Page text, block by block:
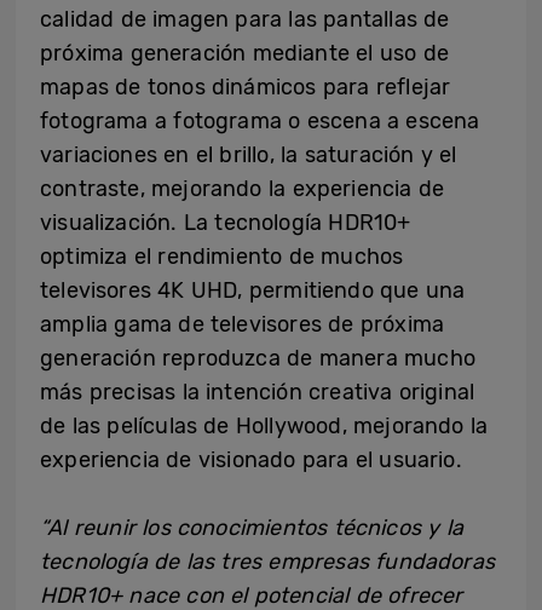
calidad de imagen para las pantallas de
próxima generación mediante el uso de
mapas de tonos dinámicos para reflejar
fotograma a fotograma o escena a escena
variaciones en el brillo, la saturación y el
contraste, mejorando la experiencia de
visualización. La tecnología HDR10+
optimiza el rendimiento de muchos
televisores 4K UHD, permitiendo que una
amplia gama de televisores de próxima
generación reproduzca de manera mucho
más precisas la intención creativa original
de las películas de Hollywood, mejorando la
experiencia de visionado para el usuario.
“Al reunir los conocimientos técnicos y la
tecnología de las tres empresas fundadoras
HDR10+ nace conel potencial de ofrecer